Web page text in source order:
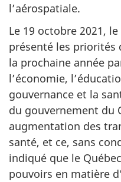
l’aérospatiale.
Le 19 octobre 2021,
présenté les priorités
la prochaine année
l’économie,
gouvernance et la
du gouvernement du
augmentation des
santé, et ce, sans
indiqué que le
pouvoirs en matière